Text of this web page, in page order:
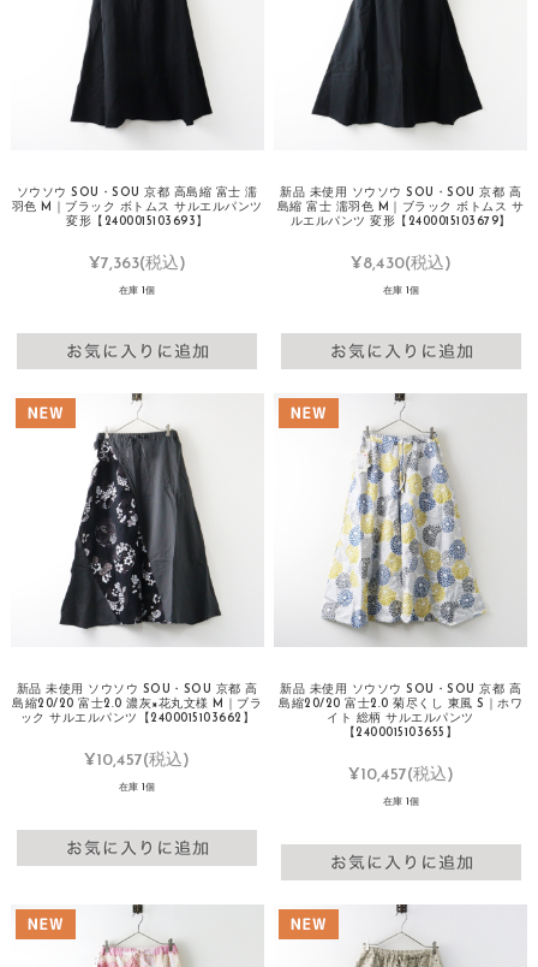
ソウソウ SOU・SOU 京都 高島縮 富士 濡
羽色 M｜ブラック ボトムス サルエルパンツ
変形【2400015103693】
¥7,363(税込)
在庫 1個
新品 未使用 ソウソウ SOU・SOU 京都 高
島縮 富士 濡羽色 M｜ブラック ボトムス サ
ルエルパンツ 変形【2400015103679】
¥8,430(税込)
在庫 1個
新品 未使用 ソウソウ SOU・SOU 京都 高
島縮20/20 富士2.0 濃灰×花丸文様 M｜ブラ
ック サルエルパンツ【2400015103662】
¥10,457(税込)
在庫 1個
新品 未使用 ソウソウ SOU・SOU 京都 高
島縮20/20 富士2.0 菊尽くし 東風 S｜ホワ
イト 総柄 サルエルパンツ
【2400015103655】
¥10,457(税込)
在庫 1個